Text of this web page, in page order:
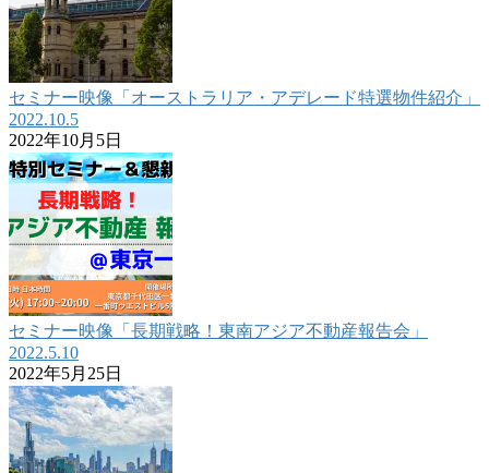
セミナー映像「オーストラリア・アデレード特選物件紹介」
2022.10.5
2022年10月5日
セミナー映像「長期戦略！東南アジア不動産報告会」
2022.5.10
2022年5月25日